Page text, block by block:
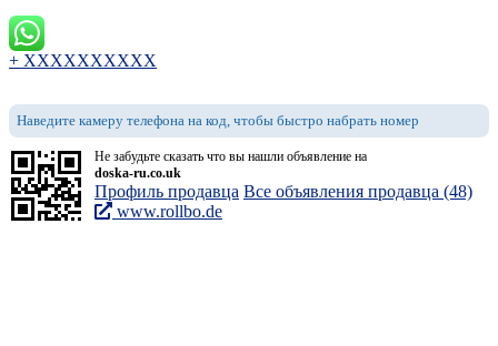
+ XXXXXXXXXX
Наведите камеру телефона на код, чтобы быстро набрать номер
Не забудьте сказать что вы нашли объявление на
doska-ru.co.uk
Профиль продавца Все объявления продавца (48)
www.rollbo.de